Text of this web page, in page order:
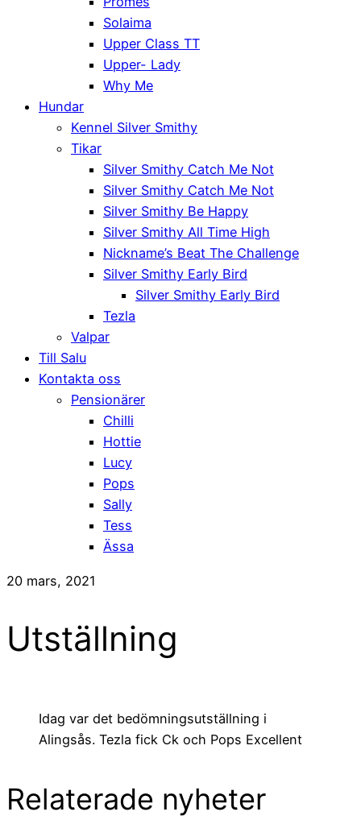
Solaima
Upper Class TT
Upper- Lady
Why Me
Hundar
Kennel Silver Smithy
Tikar
Silver Smithy Catch Me Not
Silver Smithy Catch Me Not
Silver Smithy Be Happy
Silver Smithy All Time High
Nickname’s Beat The Challenge
Silver Smithy Early Bird
Silver Smithy Early Bird
Tezla
Valpar
Till Salu
Kontakta oss
Pensionärer
Chilli
Hottie
Lucy
Pops
Sally
Tess
Ässa
20 mars, 2021
Utställning
Idag var det bedömningsutställning i
Alingsås. Tezla fick Ck och Pops Excellent
Relaterade nyheter